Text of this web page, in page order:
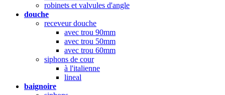
robinets et valvules d'angle
douche
receveur douche
avec trou 90mm
avec trou 50mm
avec trou 60mm
siphons de cour
à l'italienne
lineal
baignoire